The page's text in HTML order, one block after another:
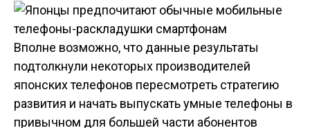
Вполне возможно, что данные результаты
подтолкнули некоторых производителей
японских телефонов пересмотреть стратегию
развития и начать выпускать умные телефоны в
привычном для большей части абонентов